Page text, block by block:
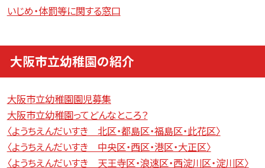
いじめ・体罰等に関する窓口
大阪市立幼稚園の紹介
大阪市立幼稚園園児募集
大阪市立幼稚園ってどんなところ？
〈ようちえんだいすき 北区・都島区・福島区・此花区〉
〈ようちえんだいすき 中央区・西区・港区・大正区〉
〈ようちえんだいすき 天王寺区・浪速区・西淀川区・淀川区〉